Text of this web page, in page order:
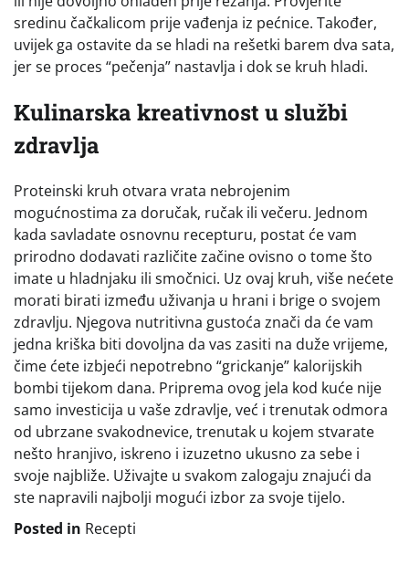
sredinu čačkalicom prije vađenja iz pećnice. Također,
uvijek ga ostavite da se hladi na rešetki barem dva sata,
jer se proces “pečenja” nastavlja i dok se kruh hladi.
Kulinarska kreativnost u službi
zdravlja
Proteinski kruh otvara vrata nebrojenim
mogućnostima za doručak, ručak ili večeru. Jednom
kada savladate osnovnu recepturu, postat će vam
prirodno dodavati različite začine ovisno o tome što
imate u hladnjaku ili smočnici. Uz ovaj kruh, više nećete
morati birati između uživanja u hrani i brige o svojem
zdravlju. Njegova nutritivna gustoća znači da će vam
jedna kriška biti dovoljna da vas zasiti na duže vrijeme,
čime ćete izbjeći nepotrebno “grickanje” kalorijskih
bombi tijekom dana. Priprema ovog jela kod kuće nije
samo investicija u vaše zdravlje, već i trenutak odmora
od ubrzane svakodnevice, trenutak u kojem stvarate
nešto hranjivo, iskreno i izuzetno ukusno za sebe i
svoje najbliže. Uživajte u svakom zalogaju znajući da
ste napravili najbolji mogući izbor za svoje tijelo.
Posted in Recepti